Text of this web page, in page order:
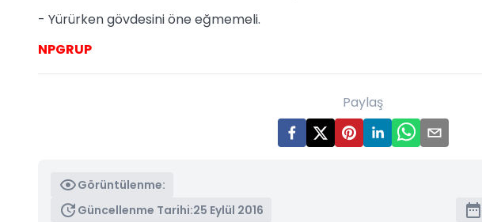
- Yürürken gövdesini öne eğmemeli.
NPGRUP
Paylaş
Görüntülenme:
Güncellenme Tarihi:25 Eylül 2016